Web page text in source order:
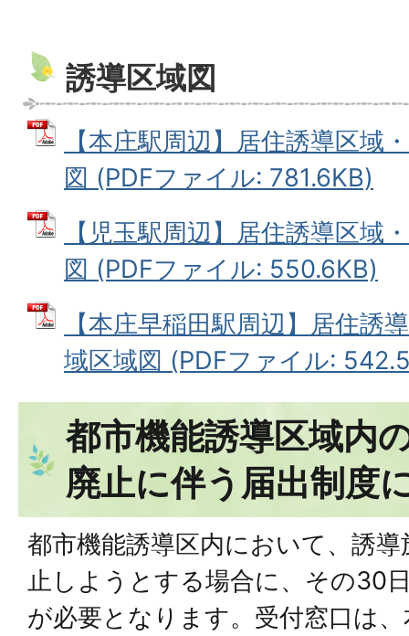
誘導区域図
【本庄駅周辺】居住誘導区域
図 (PDFファイル: 781.6KB)
【児玉駅周辺】居住誘導区域
図 (PDFファイル: 550.6KB)
【本庄早稲田駅周辺】居住誘
域区域図 (PDFファイル:
都市機能誘導区域内
廃止に伴う届出制度
都市機能誘導区内において、誘
止しようとする場合に、その30
が必要となります。受付窓口は